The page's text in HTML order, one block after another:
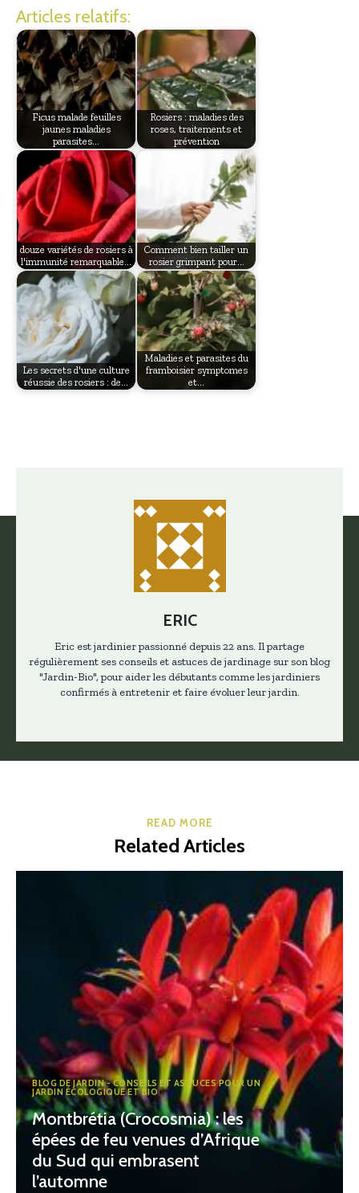
Articles relatifs:
Ficus malade feuilles
jaunes maladies
parasites…
Rosiers : maladies des
roses, traitements et
prévention
douze variétés de rosiers à
l'immunité remarquable…
Comment bien tailler un
rosier grimpant pour…
Les secrets d'une culture
réussie des rosiers : de…
Maladies et parasites du
framboisier symptomes
et…
ERIC
Eric est jardinier passionné depuis 22 ans. Il partage
régulièrement ses conseils et astuces de jardinage sur son blog
"Jardin-Bio", pour aider les débutants comme les jardiniers
confirmés à entretenir et faire évoluer leur jardin.
READ MORE
Related Articles
BLOG DE JARDIN - CONSEILS ET ASTUCES POUR UN
JARDIN ÉCOLOGIQUE ET BIO
Montbrétia (Crocosmia) : les
épées de feu venues d’Afrique
du Sud qui embrasent
l’automne